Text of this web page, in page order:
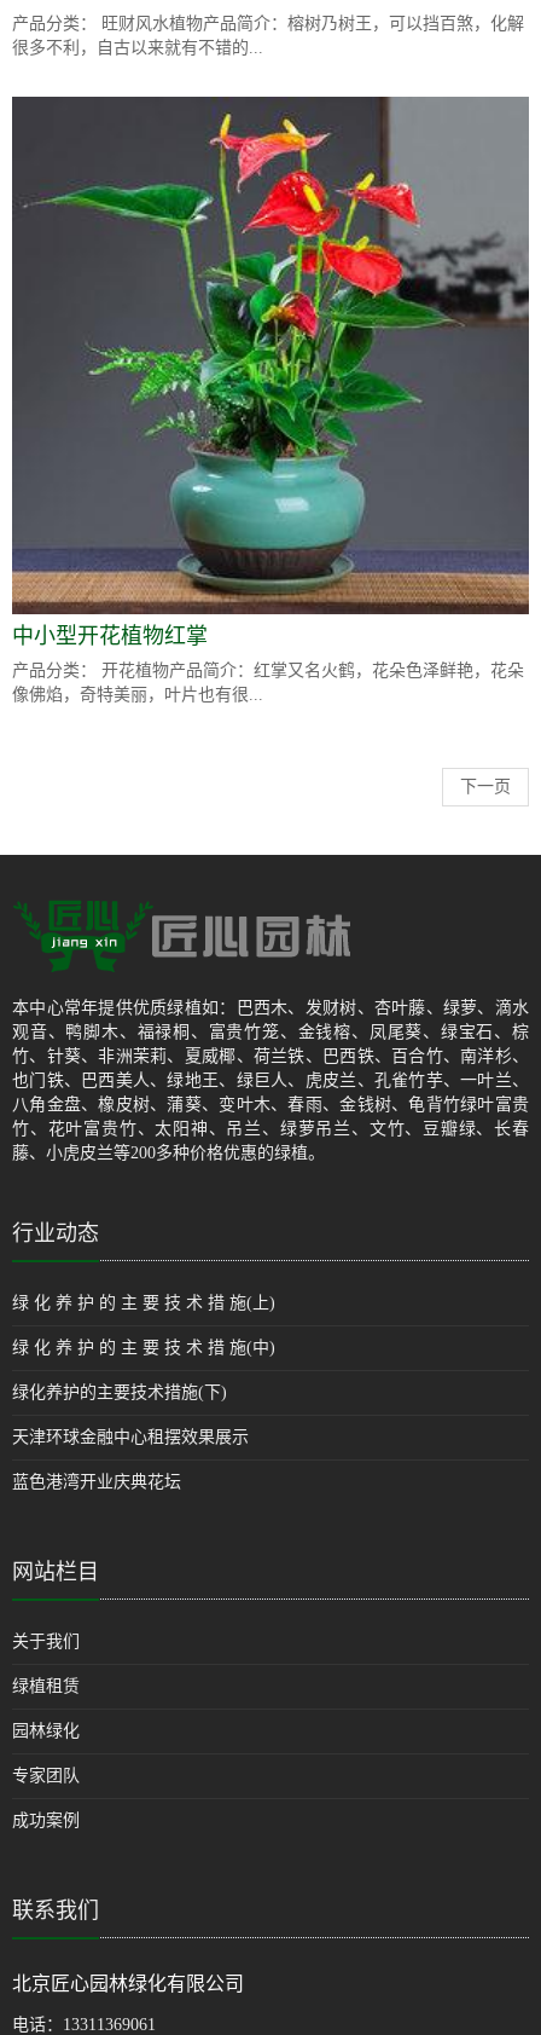
产品分类： 旺财风水植物产品简介：榕树乃树王，可以挡百煞，化解
很多不利，自古以来就有不错的...
中小型开花植物红掌
产品分类： 开花植物产品简介：红掌又名火鹤，花朵色泽鲜艳，花朵
像佛焰，奇特美丽，叶片也有很...
下一页
本中心常年提供优质绿植如：巴西木、发财树、杏叶藤、绿萝、滴水
观音、鸭脚木、福禄桐、富贵竹笼、金钱榕、凤尾葵、绿宝石、棕
竹、针葵、非洲茉莉、夏威椰、荷兰铁、巴西铁、百合竹、南洋杉、
也门铁、巴西美人、绿地王、绿巨人、虎皮兰、孔雀竹芋、一叶兰、
八角金盘、橡皮树、蒲葵、变叶木、春雨、金钱树、龟背竹绿叶富贵
竹、花叶富贵竹、太阳神、吊兰、绿萝吊兰、文竹、豆瓣绿、长春
藤、小虎皮兰等200多种价格优惠的绿植。
行业动态
绿 化 养 护 的 主 要 技 术 措 施(上)
绿 化 养 护 的 主 要 技 术 措 施(中)
绿化养护的主要技术措施(下)
天津环球金融中心租摆效果展示
蓝色港湾开业庆典花坛
网站栏目
关于我们
绿植租赁
园林绿化
专家团队
成功案例
联系我们
北京匠心园林绿化有限公司
电话： 13311369061